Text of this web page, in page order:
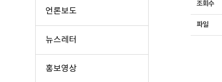
언론보도
뉴스레터
홍보영상
조회수
파일